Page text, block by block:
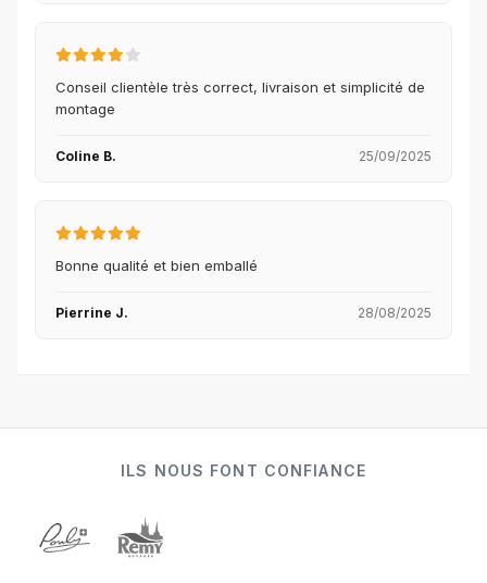
Conseil clientèle très correct, livraison et simplicité de
montage
Coline B. 25/09/2025
Bonne qualité et bien emballé
Pierrine J. 28/08/2025
ILS NOUS FONT CONFIANCE